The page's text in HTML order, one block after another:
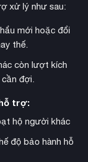
xử lý như sau:
mới hoặc đổi
thế.
còn lượt kích
cần đợi.
trợ:
hộ người khác
độ bảo hành hỗ